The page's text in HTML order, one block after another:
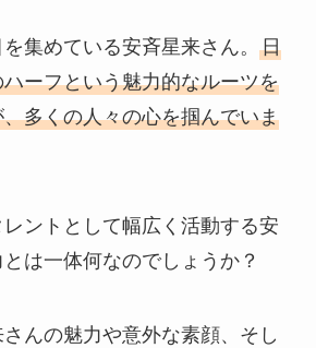
集めている安斉星来さん。
日
ーフという魅力的なルーツを
多くの人々の心を掴んでいま
ントとして幅広く活動する安
は一体何なのでしょうか？
んの魅力や意外な素顔、そし